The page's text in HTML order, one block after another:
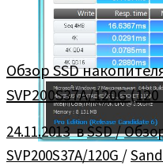
Обзор SSD
SVP200S37A/120G (120
24.11.2013вSSD/
SVP200S37A/120G /